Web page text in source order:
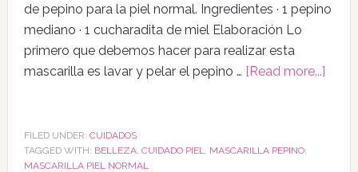
de pepino para la piel normal. Ingredientes · 1 pepino
mediano · 1 cucharadita de miel Elaboración Lo
primero que debemos hacer para realizar esta
mascarilla es lavar y pelar el pepino … [Read more...]
FILED UNDER: CUIDADOS
TAGGED WITH: BELLEZA, CUIDADO PIEL MASCARILLA PEPINO,
MASCARILLA PIEL NORMAL